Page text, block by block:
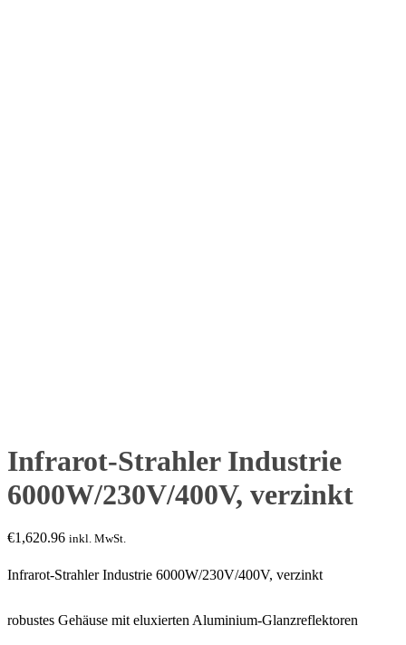
Infrarot-Strahler Industrie
6000W/230V/400V, verzinkt
€1,620.96 inkl. MwSt.
Infrarot-Strahler Industrie 6000W/230V/400V, verzinkt
robustes Gehäuse mit eluxierten Aluminium-Glanzreflektoren